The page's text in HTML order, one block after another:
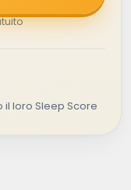
il loro Sleep Score